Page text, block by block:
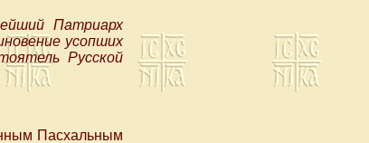
Патриарх
усопших
Русской
Пасхальным